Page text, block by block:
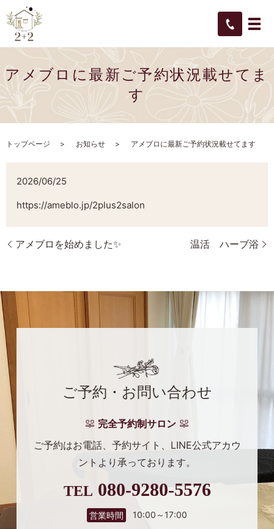
アメブロに最新ご予約状況載せてま
す
トップページ お知らせ アメブロに最新ご予約状況載せてます
2026/06/25
https://ameblo.jp/2plus2salon
アメブロを始めました✨️ 温活 ハーブ浴
ご予約・お問い合わせ
完全予約制サロン
ご予約はお電話、予約サイト、 LINE公式アカウ
ントより 承っております。
TEL 080-9280-5576
営業時間 10:00～17:00